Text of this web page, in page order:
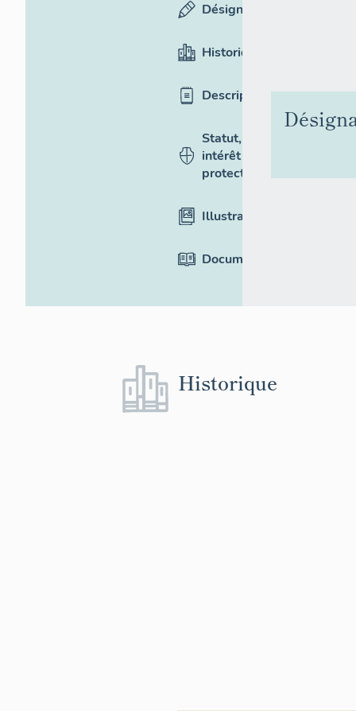
Désignation
Historique
Description
Statut,
intérêt et
protection
Illustrations
Documentation
Historique